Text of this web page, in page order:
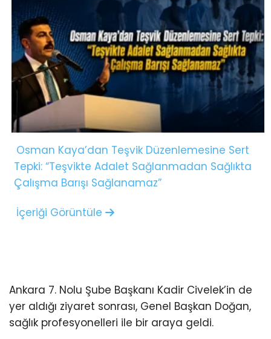
Osman Kaya’dan Teşvik Düzenlemesine Sert
Tepki: “Teşvikte Adalet Sağlanmadan Sağlıkta
Çalışma Barışı Sağlanamaz”
İçeriği Görüntüle
Ankara 7. Nolu Şube Başkanı Kadir Civelek’in de
yer aldığı ziyaret sonrası, Genel Başkan Doğan,
sağlık profesyonelleri ile bir araya geldi.